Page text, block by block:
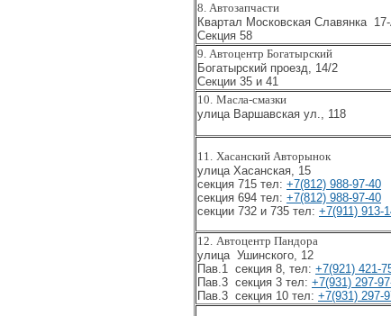
8. Автозапчасти
Квартал Московская Славянка
Секция 58
9. Автоцентр Богатырский
Богатырский проезд, 14/2
Секции 35 и 41
10. Масла-смазки
улица Варшавская ул., 118
11. Хасанский Авторынок
улица Хасанская, 15
секция 715 тел: +7(812) 988-97-40
секция 694 тел: +7(812) 988-97-40
секции 732 и 735 тел: +7(911) 913-
12. Автоцентр Пандора
улица Ушинского, 12
Пав.1 секция 8, тел: +7(921) 421-
Пав.3 секция 3 тел: +7(931) 297-
Пав.3 секция 10 тел: +7(931) 297-